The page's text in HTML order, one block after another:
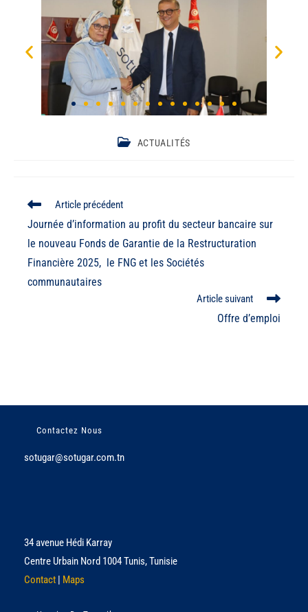
ACTUALITÉS
Article précédent
Journée d’information au profit du secteur bancaire sur
le nouveau Fonds de Garantie de la Restructuration
Financière 2025, le FNG et les Sociétés
communautaires
Article suivant
Offre d’emploi
Contactez Nous
sotugar@sotugar.com.tn
34 avenue Hédi Karray
Centre Urbain Nord 1004 Tunis, Tunisie
Contact | Maps